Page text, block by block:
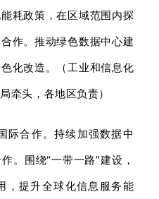
耗政策，在区域范围内探
作。推动绿色数据中心建
化改造。（工业和信息化
牵头，各地区负责）
际合作。持续加强数据中
。围绕“一带一路”建设，
，提升全球化信息服务能